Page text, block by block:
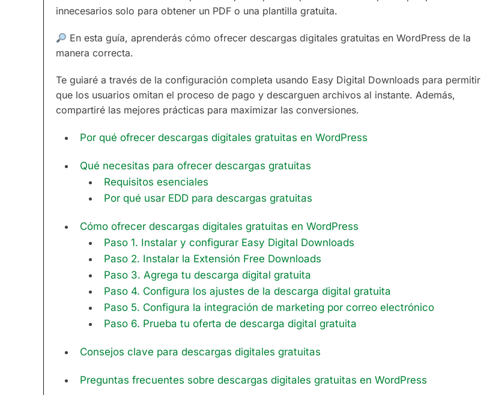
innecesarios solo para obtener un PDF o una plantilla gratuita.
En esta guía, aprenderás cómo ofrecer descargas digitales gratuitas en WordPress de la
manera correcta.
Te guiaré a través de la configuración completa usando Easy Digital Downloads para permitir
que los usuarios omitan el proceso de pago y descarguen archivos al instante. Además,
compartiré las mejores prácticas para maximizar las conversiones.
Por qué ofrecer descargas digitales gratuitas en WordPress
Qué necesitas para ofrecer descargas gratuitas
Requisitos esenciales
Por qué usar EDD para descargas gratuitas
Cómo ofrecer descargas digitales gratuitas en WordPress
Paso 1. Instalar y configurar Easy Digital Downloads
Paso 2. Instalar la Extensión Free Downloads
Paso 3. Agrega tu descarga digital gratuita
Paso 4. Configura los ajustes de la descarga digital gratuita
Paso 5. Configura la integración de marketing por correo electrónico
Paso 6. Prueba tu oferta de descarga digital gratuita
Consejos clave para descargas digitales gratuitas
Preguntas frecuentes sobre descargas digitales gratuitas en WordPress